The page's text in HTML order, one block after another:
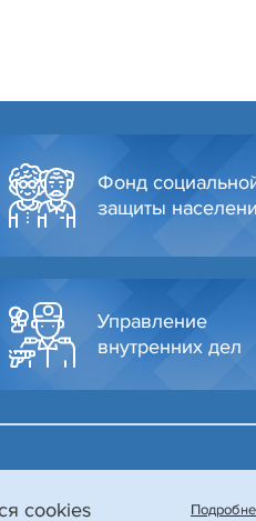
Фонд
защиты
Управление
внутренних дел
cookies